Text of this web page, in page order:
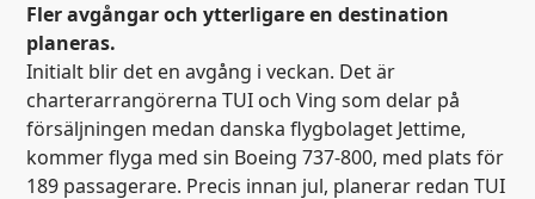
Fler avgångar och ytterligare en destination
planeras.
Initialt blir det en avgång i veckan. Det är
charterarrangörerna TUI och Ving som delar på
försäljningen medan danska flygbolaget Jettime,
kommer flyga med sin Boeing 737-800, med plats för
189 passagerare. Precis innan jul, planerar redan TUI